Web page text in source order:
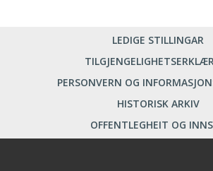
LEDIGE STILLINGAR
PERSONVERN OG
HISTORISK ARKIV
OFFENTLEGHEIT OG